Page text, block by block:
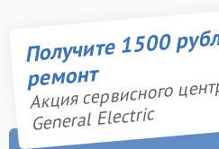
Получите 1500
ремонт
Акция сервисного
General Electric